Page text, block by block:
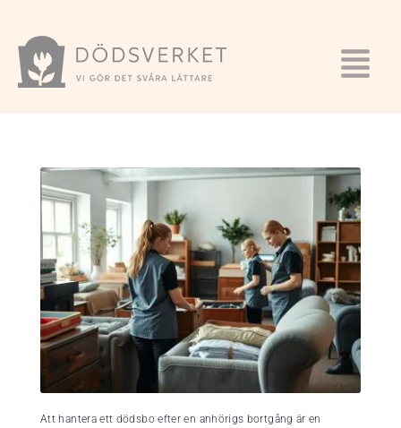
Att hantera ett dödsbo efter en anhörigs bortgång är en